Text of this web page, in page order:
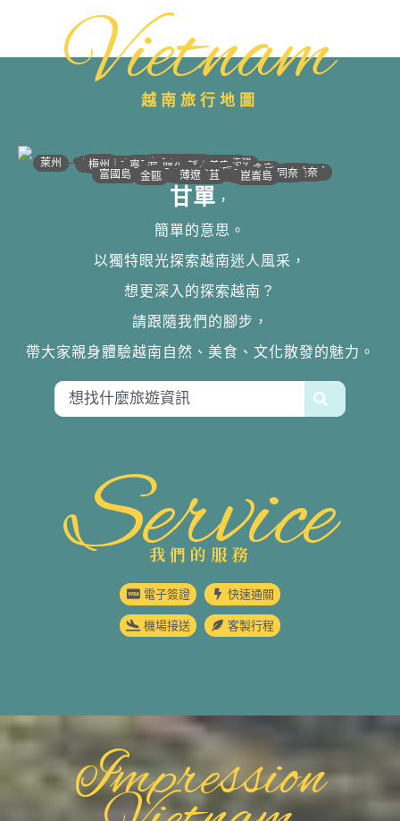
Vietnam
越南旅行地圖
• 河江｜高平
沙壩 •
萊州 • 宣光 •
安沛｜木江界 •
• 太原
梅州｜木州•• 北江｜北寧
• 下龍灣
• 河內
•海防｜海洋
• 南定｜清化
寧平 ••河靜｜義安
洞海 •
順化 •• 峴港
• 會安
• 歸仁
邦美蜀 •
大叻 ••芽莊｜潘郎
•潘切｜美奈
平陽 •
西寧 •
胡志明 •
美萩 •
富國島 •迪石 •
金甌 • • 同奈
• 頭頓
• 芹苴 •崑崙島
• 薄遼
甘單 ，
簡單的意思。
以獨特眼光探索越南迷人風采，
想更深入的探索越南？
請跟隨我們的腳步，
帶大家親身體驗越南自然、美食、文化散發的魅力。
Service
我們的服務
電子簽證 快速通關
機場接送 客製行程
Impression